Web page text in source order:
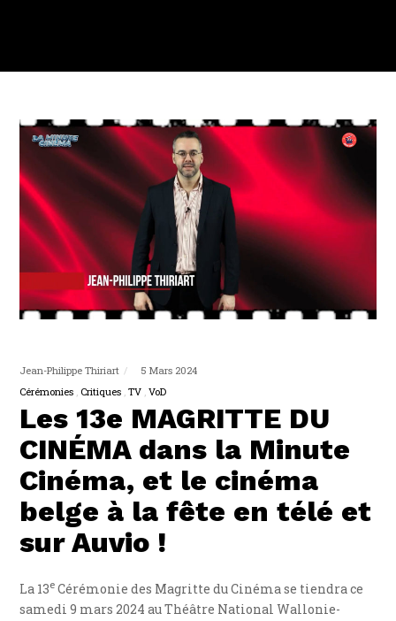
Jean-Philippe Thiriart
5 Mars 2024
Cérémonies Critiques TV VoD
Les 13e MAGRITTE DU
CINÉMA dans la Minute
Cinéma, et le cinéma
belge à la fête en télé et
sur Auvio !
La 13e Cérémonie des Magritte du Cinéma se tiendra ce
samedi 9 mars 2024 au Théâtre National Wallonie-